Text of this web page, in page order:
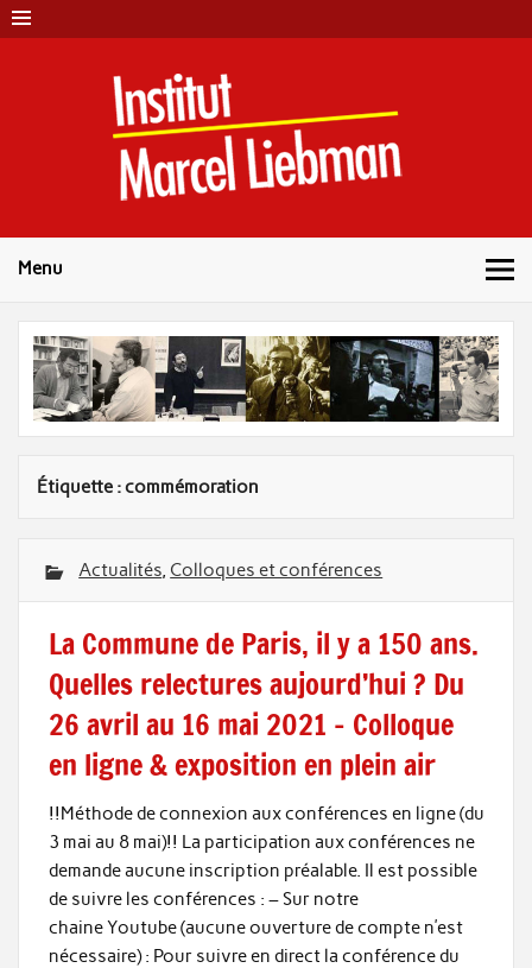
Skip
to
content
Menu
Étiquette :commémoration
Actualités, Colloques et conférences
La Commune de Paris, il y a 150 ans.
Quelles relectures aujourd’hui ? Du
26 avril au 16 mai 2021 – Colloque
en ligne & exposition en plein air
!!Méthode de connexion aux conférences en ligne (du
3 mai au 8 mai)!! La participation aux conférences ne
demande aucune inscription préalable. Il est possible
de suivre les conférences : – Sur notre
chaine Youtube (aucune ouverture de compte n’est
nécessaire) : Pour suivre en direct la conférence du